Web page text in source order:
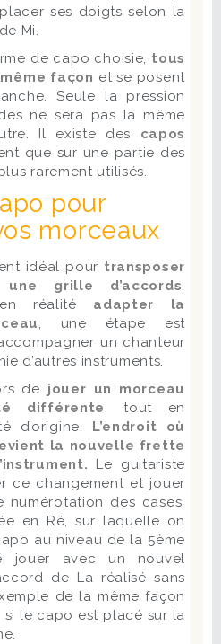
ses doigts selon la
Mi.
de capo choisie, tous
façon et se posent
Seule la pression
ne sera pas la même
Il existe des capos
que sur une partie des
rarement utilisés.
pour
morceaux
idéal pour transposer
grille d’accords.
en réalité adapter la
, une étape est
un chanteur
d’autres instruments.
de jouer un morceau
différente, tout en
d’origine. L’endroit où
la nouvelle frette
Le guitariste
ce changement et jouer
des cases.
en Ré, sur laquelle on
au niveau de la 5ème
jouer avec un nouvel
de La réalisé sans
de la même façon
si le capo est placé sur la